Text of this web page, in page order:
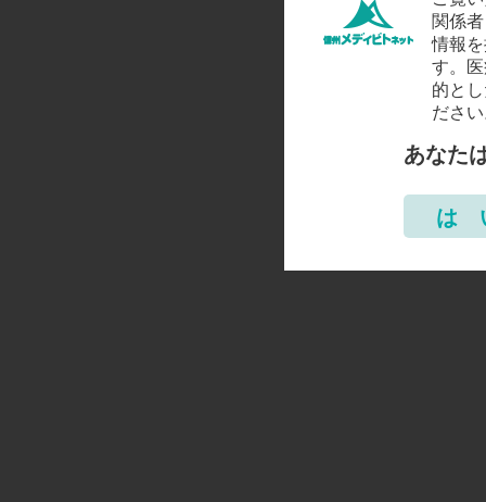
関係
情報
す。
的と
ださ
あなた
は